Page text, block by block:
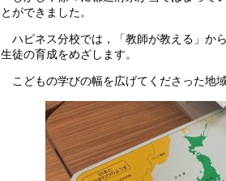
とができました。
ハピネス分校では，「教師が教える」か
生徒の育成をめざします。
こどもの学びの幅を広げてくださった地